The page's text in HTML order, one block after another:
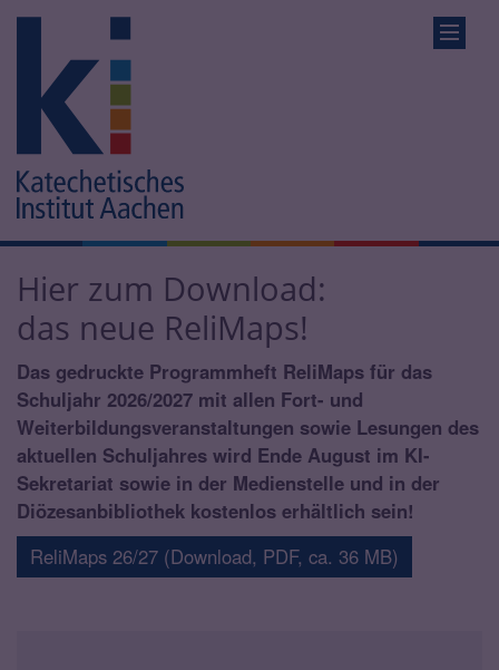
Hier zum Download:
das neue ReliMaps!
Das gedruckte Programmheft ReliMaps für das
Schuljahr 2026/2027 mit allen Fort- und
Weiterbildungsveranstaltungen sowie Lesungen des
aktuellen Schuljahres wird Ende August im KI-
Sekretariat sowie in der Medienstelle und in der
Diözesanbibliothek kostenlos erhältlich sein!
ReliMaps 26/27 (Download, PDF, ca. 36 MB)